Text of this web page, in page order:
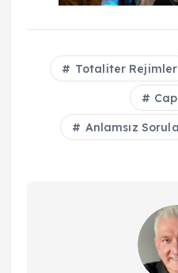
Totaliter Rejimler
Anlamsız